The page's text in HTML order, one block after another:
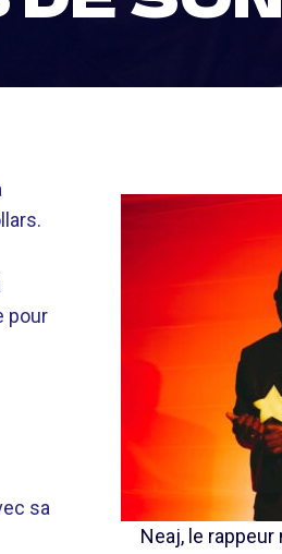
pour
sa
Neaj, le